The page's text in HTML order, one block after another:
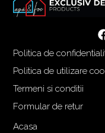
Politica de
Politica de utilizare
Termeni si conditii
Formular de retur
Acasa